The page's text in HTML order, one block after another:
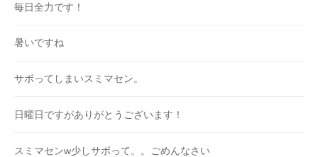
毎日全力です！
暑いですね
サボってしまいスミマセン。
日曜日ですがありがとうございます！
スミマセンw少しサボって。。ごめんなさい